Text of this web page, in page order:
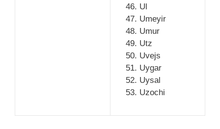
Ul
Umeyir
Umur
Utz
Uvejs
Uygar
Uysal
Uzochi